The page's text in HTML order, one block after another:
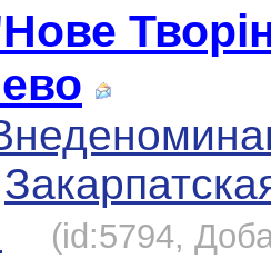
(id:5794,